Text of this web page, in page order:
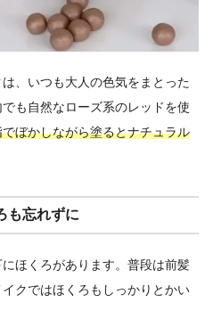
、いつも大人の色気をまとった
も自然なローズ系のレッドを使
ぼかしながら塗るとナチュラル
も忘れずに
ほくろがあります。普段は前髪
クではほくろもしっかりとかい